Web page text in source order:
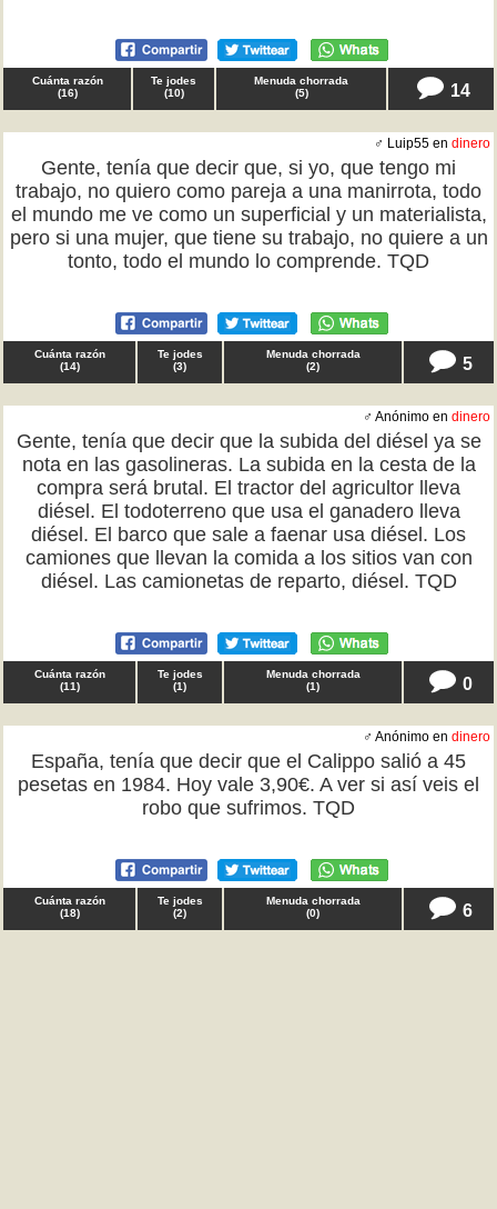
Cuánta razón
(16)
Te jodes
(10)
Menuda chorrada
(5) 14
♂ Luip55 en dinero
Gente, tenía que decir que, si yo, que tengo mi
trabajo, no quiero como pareja a una manirrota, todo
el mundo me ve como un superficial y un materialista,
pero si una mujer, que tiene su trabajo, no quiere a un
tonto, todo el mundo lo comprende. TQD
Cuánta razón
(14)
Te jodes
(3)
Menuda chorrada
(2) 5
♂ Anónimo en dinero
Gente, tenía que decir que la subida del diésel ya se
nota en las gasolineras. La subida en la cesta de la
compra será brutal. El tractor del agricultor lleva
diésel. El todoterreno que usa el ganadero lleva
diésel. El barco que sale a faenar usa diésel. Los
camiones que llevan la comida a los sitios van con
diésel. Las camionetas de reparto, diésel. TQD
Cuánta razón
(11)
Te jodes
(1)
Menuda chorrada
(1) 0
♂ Anónimo en dinero
España, tenía que decir que el Calippo salió a 45
pesetas en 1984. Hoy vale 3,90€. A ver si así veis el
robo que sufrimos. TQD
Cuánta razón
(18)
Te jodes
(2)
Menuda chorrada
(0) 6